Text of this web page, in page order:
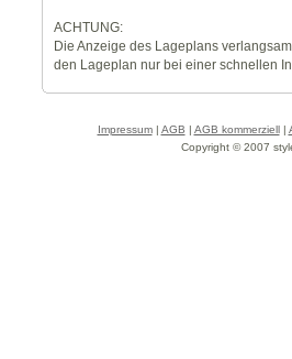
ACHTUNG:
Die Anzeige des Lageplans
den Lageplan nur bei einer schnellen
Impressum| AGB | AGB kommerziell|
Copyright © 2007